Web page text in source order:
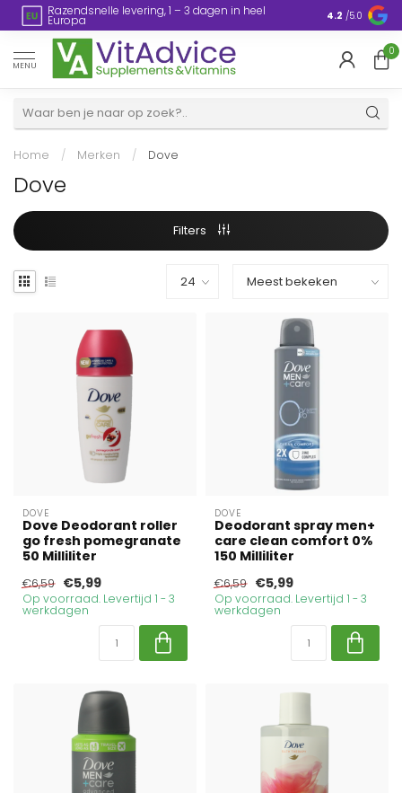
levering, 1 – 3 dagen in heel Plasticvrije verpakking
4.2 /5.0
MENU
0
Home / Merken / Dove
Dove
Filters
DOVE
Dove Deodorant roller
go fresh pomegranate
50 Milliliter
€6,59 €5,99
Op voorraad. Levertijd 1 - 3
werkdagen
DOVE
Deodorant spray men+
care clean comfort 0%
150 Milliliter
€6,59 €5,99
Op voorraad. Levertijd 1 - 3
werkdagen